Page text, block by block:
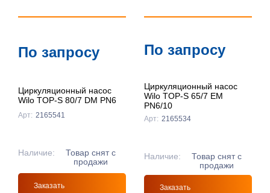
По запросу
Циркуляционный насос
Wilo TOP-S 80/7 DM PN6
Арт: 2165541
Наличие:
Товар снят с
продажи
Заказать
По запросу
Циркуляционный насос
Wilo TOP-S 65/7 EM
PN6/10
Арт: 2165534
Наличие:
Товар снят с
продажи
Заказать